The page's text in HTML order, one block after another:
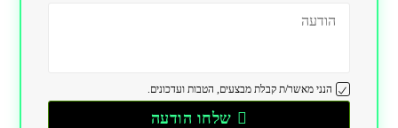
הנני מאשר/ת קבלת מבצעים, הטבות ועדכונים.
שלחו הודעה